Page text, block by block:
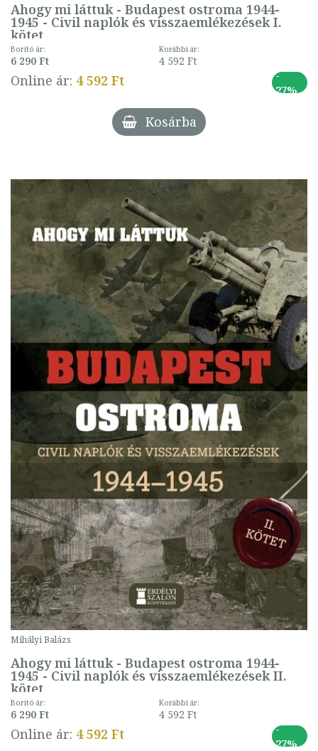
Ahogy mi láttuk - Budapest ostroma 1944-
1945 - Civil naplók és visszaemlékezések I.
kötet
Borító ár:
6 290 Ft
Korábbi ár:
4 592 Ft
Online ár: 4 592 Ft
-
27%
Kosárba
Mihályi Balázs
Ahogy mi láttuk - Budapest ostroma 1944-
1945 - Civil naplók és visszaemlékezések II.
kötet
Borító ár:
6 290 Ft
Korábbi ár:
4 592 Ft
Online ár: 4 592 Ft
-
27%